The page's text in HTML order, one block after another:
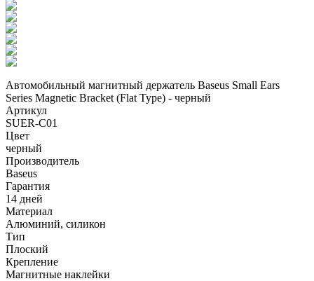
Автомобильный магнитный держатель Baseus Small Ears
Series Magnetic Bracket (Flat Type) - черный
Артикул
SUER-C01
Цвет
черный
Производитель
Baseus
Гарантия
14 дней
Материал
Алюминий, силикон
Тип
Плоский
Крепление
Магнитные наклейки